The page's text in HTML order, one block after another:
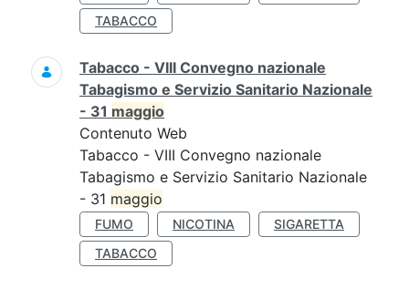
TABACCO
Tabacco - VIII Convegno nazionale
Tabagismo e Servizio Sanitario Nazionale
- 31 maggio
Contenuto Web
Tabacco - VIII Convegno nazionale
Tabagismo e Servizio Sanitario Nazionale
- 31 maggio
FUMO NICOTINA
SIGARETTA
TABACCO